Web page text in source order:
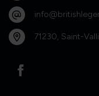
71230, Saint-